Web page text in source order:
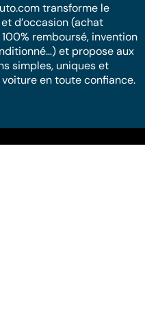
transforme le
d’occasion (achat
remboursé, invention
et propose aux
simples, uniques et
en toute confiance.